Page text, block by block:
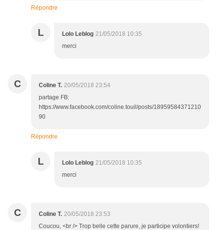
Répondre
L Lolo Leblog 21/05/2018 10:35
merci
C Coline T. 20/05/2018 23:54
partage FB:
https://www.facebook.com/coline.touil/posts/18959584371210
90
Répondre
L Lolo Leblog 21/05/2018 10:35
merci
C Coline T. 20/05/2018 23:53
Coucou, <br /> Trop belle cette parure, je participe volontiers!